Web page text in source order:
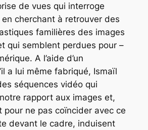
de vues qui interroge
en cherchant à retrouver des
familières des images
qui semblent perdues pour –
A l’aide d’un
a lui même fabriqué, Ismaïl
séquences vidéo qui
rapport aux images et,
ne pas coïncider avec ce
devant le cadre, induisent